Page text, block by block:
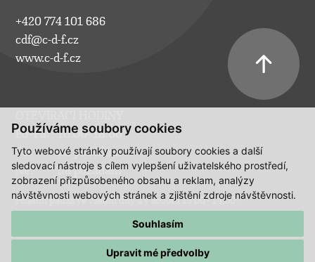
Používáme soubory cookies
Tyto webové stránky používají soubory cookies a další
sledovací nástroje s cílem vylepšení uživatelského prostředí,
zobrazení přizpůsobeného obsahu a reklam, analýzy
návštěvnosti webových stránek a zjištění zdroje návštěvnosti.
Souhlasím
Upravit mé předvolby
+420 774 101 686
cdf@c-d-f.cz
www.c-d-f.cz
Po–Pá:
10.00–18.00
So:
na požádání
Ne:
na požádání
Polední pauza ve všední dny a v sobotu 13:00 - 14:00.